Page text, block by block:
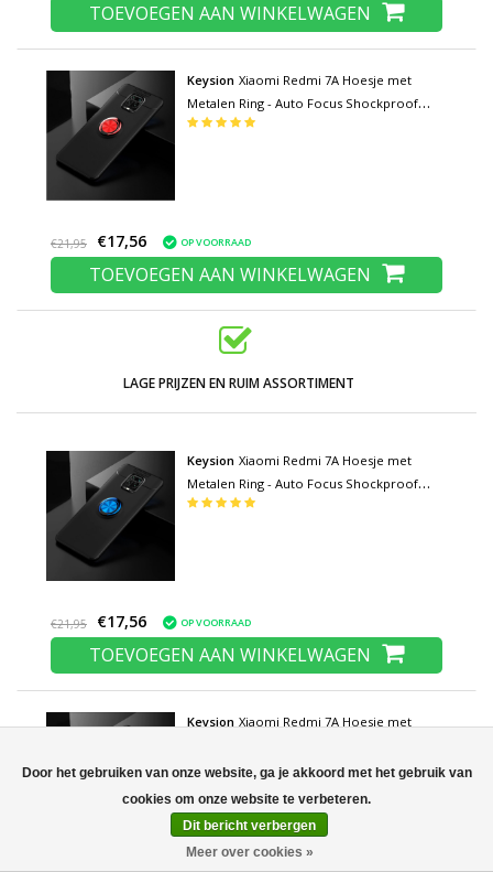
TOEVOEGEN AAN WINKELWAGEN
Keysion Xiaomi Redmi 7A Hoesje met
Metalen Ring - Auto Focus Shockproof
Case Cover Cas TPU Zwart-Rood +
€21,95 €17,56 OP VOORRAAD
TOEVOEGEN AAN WINKELWAGEN
LAGE PRIJZEN EN RUIM ASSORTIMENT
Keysion Xiaomi Redmi 7A Hoesje met
Metalen Ring - Auto Focus Shockproof
Case Cover Cas TPU Zwart-Blauw +
€21,95 €17,56 OP VOORRAAD
TOEVOEGEN AAN WINKELWAGEN
Keysion Xiaomi Redmi 7A Hoesje met
Case Cover Cas TPU Zwart-Goud +
Door het gebruiken van onze website, ga je akkoord met het gebruik van
Dit bericht verbergen
Meer over cookies »